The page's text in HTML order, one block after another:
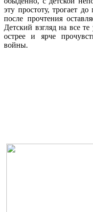
эту простоту, трогает
после прочтения
Детский взгляд на все
острее и ярче
войны.